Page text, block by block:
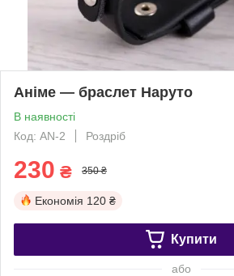
Аніме — браслет Наруто
В наявності
Код: AN-2
Роздріб
230 ₴ 350 ₴
Економія 120 ₴
Купити
або